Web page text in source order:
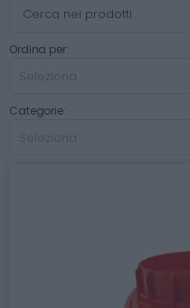
Ordina per:
Categorie: